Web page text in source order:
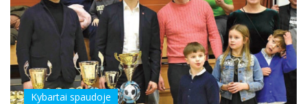
Kybartai spaudoje